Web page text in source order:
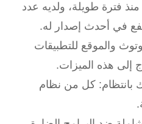
فترة طويلة، ولديه عدد
في أحدث إصدار له.
والموقع للتطبيقات
إلى هذه الميزات.
كل من نظام